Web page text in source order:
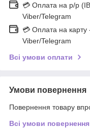
💳 Оплата на р/р
Viber/Telegram
💳 Оплата на карту
Viber/Telegram
Всі умови оплати
Умови повернення
Повернення товару
Всі умови повернення